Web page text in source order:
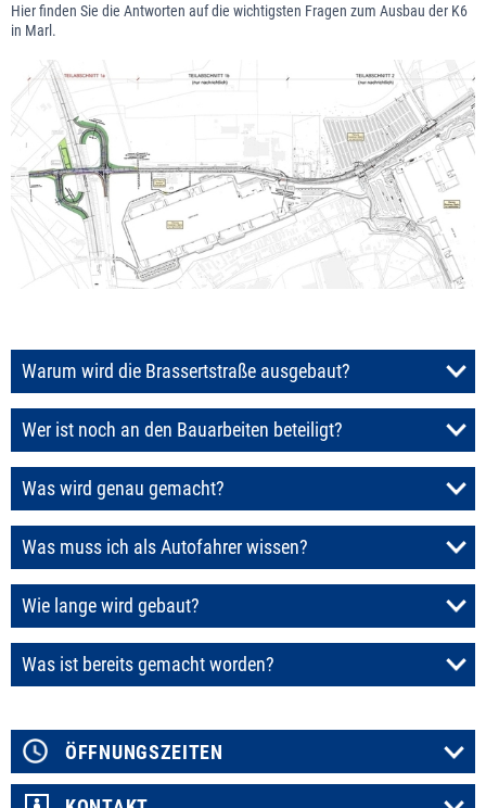
Hier finden Sie die Antworten auf die wichtigsten Fragen zum Ausbau der K6
in Marl.
Warum wird die Brassertstraße ausgebaut?
Wer ist noch an den Bauarbeiten beteiligt?
Was wird genau gemacht?
Was muss ich als Autofahrer wissen?
Wie lange wird gebaut?
Was ist bereits gemacht worden?
ÖFFNUNGSZEITEN